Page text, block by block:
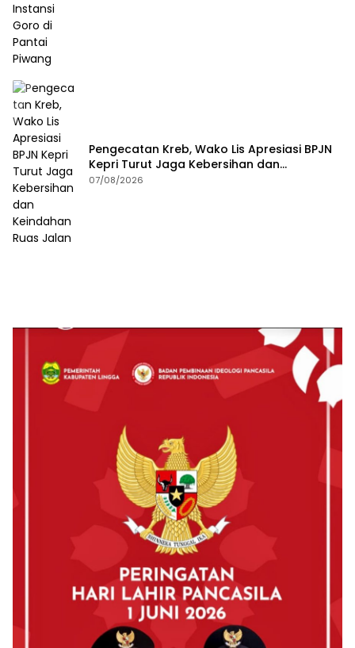
Pengecatan Kreb, Wako Lis Apresiasi BPJN
Kepri Turut Jaga Kebersihan dan
Keindahan Ruas Jalan
07/08/2026